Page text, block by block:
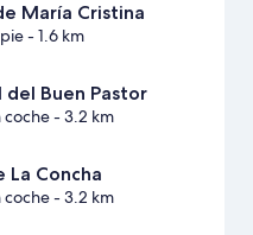
María Cristina
- 1.6 km
del Buen Pastor
coche- 3.2 km
La Concha
coche- 3.2 km